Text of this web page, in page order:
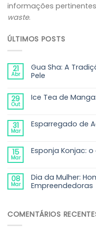
informações
waste.
ÚLTIMOS POSTS
21
Abr
Gua Sha: A
Pele
29
Out
Ice Tea de
31
Mar
Esparregado de
15
Mar
Esponja Konjac:
08
Mar
Dia da Mulher:
Empreendedoras
COMENTÁRIOS